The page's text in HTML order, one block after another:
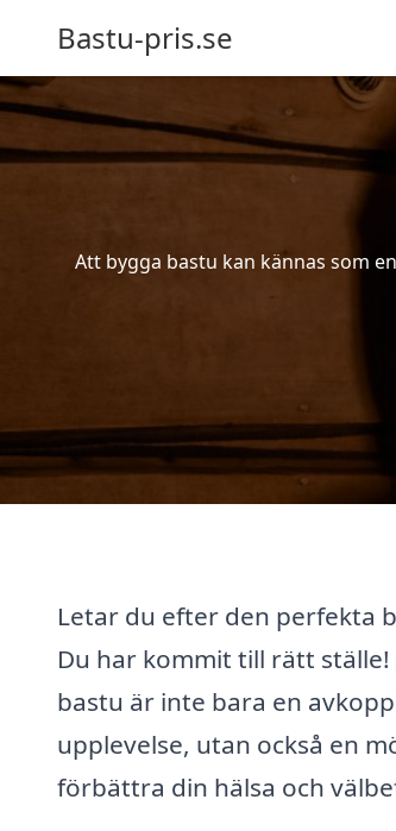
Bastu-pris.se
Att bygga bastu kan kännas som
Letar du efter den perfekta
Du har kommit till rätt
bastu är inte bara en
upplevelse, utan också en
förbättra din hälsa och